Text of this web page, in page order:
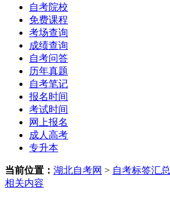
自考院校
免费课程
考场查询
成绩查询
自考问答
历年真题
自考笔记
报名时间
考试时间
网上报名
成人高考
专升本
当前位置： 湖北自考网 > 自考标签汇总
相关内容